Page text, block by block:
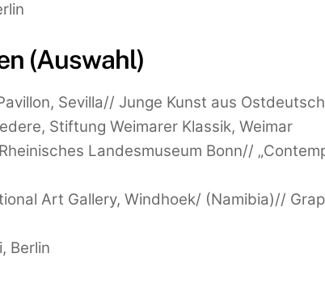
(Auswahl)
Sevilla// Junge Kunst aus
Stiftung Weimarer Klassik, Weimar
Landesmuseum Bonn//
Art Gallery, Windhoek/ (Namibia)//
Berlin